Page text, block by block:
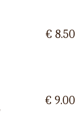
€ 8.50
€ 9.00